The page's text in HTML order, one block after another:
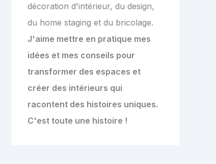
décoration d'intérieur, du design,
du home staging et du bricolage.
J'aime mettre en pratique mes
idées et mes conseils pour
transformer des espaces et
créer des intérieurs qui
racontent des histoires uniques.
C'est toute une histoire !